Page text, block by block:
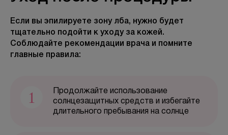
БЕСПЛАТНАЯ КОНСУЛЬТАЦИЯ
Если вы эпилируете зону лба, нужно будет
тщательно подойти к уходу за кожей.
Соблюдайте рекомендации врача и помните
главные правила:
1
Продолжайте использование
солнцезащитных средств и избегайте
длительного пребывания на солнце